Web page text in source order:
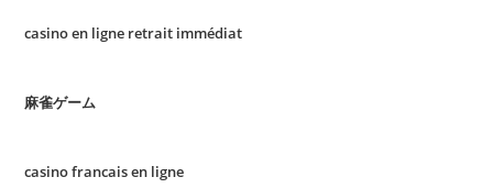
casino en ligne retrait immédiat
麻雀ゲーム
casino francais en ligne